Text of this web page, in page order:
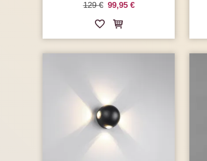
129 € 99,95 €